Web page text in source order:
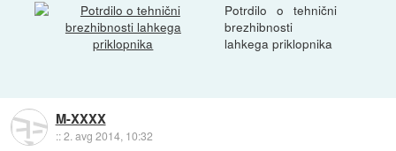
Potrdilo o tehnični
brezhibnosti
lahkega priklopnika
M-XXXX
::2. avg 2014, 10:32